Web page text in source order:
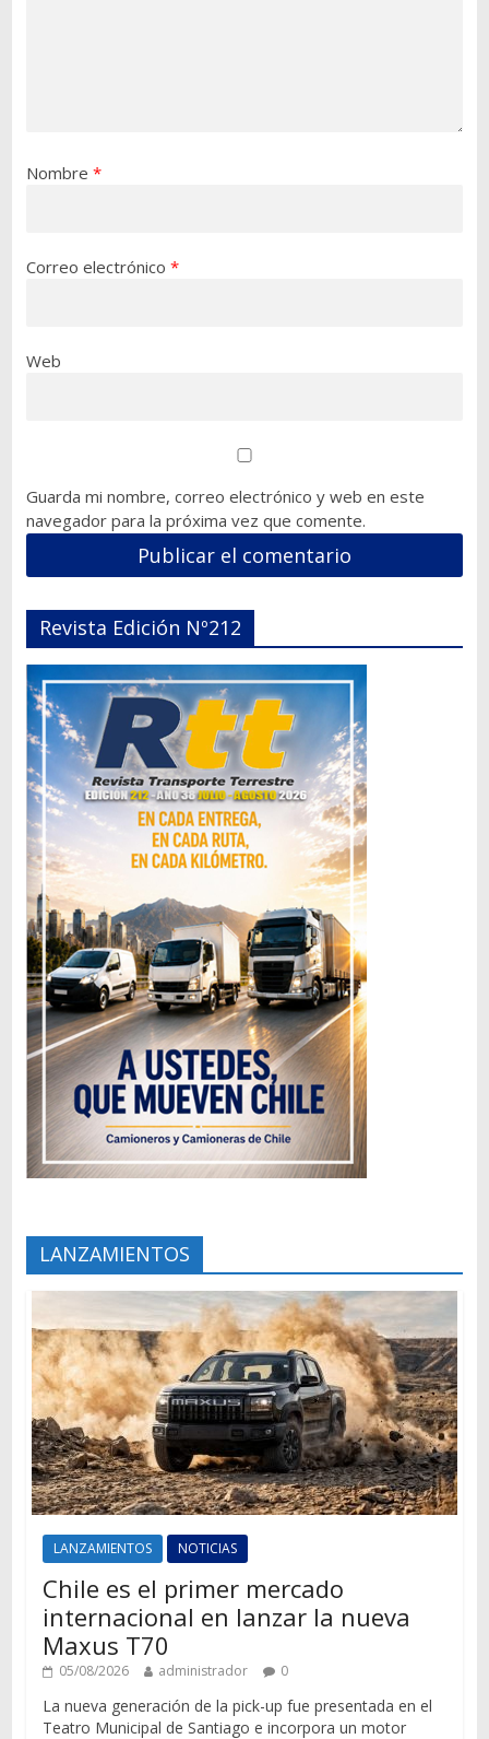
Nombre *
Correo electrónico *
Web
Guarda mi nombre, correo electrónico y web en este
navegador para la próxima vez que comente.
Revista Edición Nº212
LANZAMIENTOS
LANZAMIENTOS NOTICIAS
Chile es el primer mercado
internacional en lanzar la nueva
Maxus T70
05/08/2026 administrador 0
La nueva generación de la pick-up fue presentada en el
Teatro Municipal de Santiago e incorpora un motor